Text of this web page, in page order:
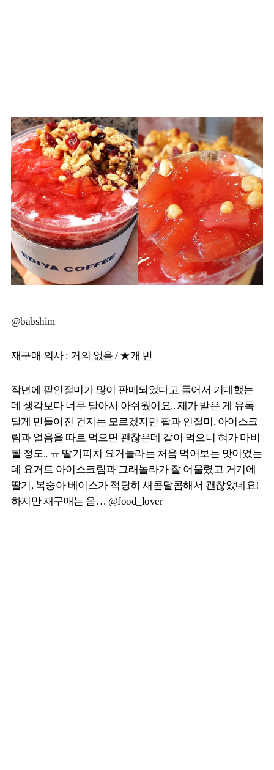
@babshim
재구매 의사 : 거의 없음 / ★개 반
작년에 팥인절미가 많이 판매되었다고 들어서 기대했는
데 생각보다 너무 달아서 아쉬웠어요.. 제가 받은 게 유독
달게 만들어진 건지는 모르겠지만 팥과 인절미, 아이스크
림과 얼음을 따로 먹으면 괜찮은데 같이 먹으니 혀가 마비
될 정도.. ㅠ 딸기피치 요거놀라는 처음 먹어보는 맛이었는
데 요거트 아이스크림과 그래놀라가 잘 어울렸고 거기에
딸기, 복숭아 베이스가 적당히 새콤달콤해서 괜찮았네요!
하지만 재구매는 음… @food_lover